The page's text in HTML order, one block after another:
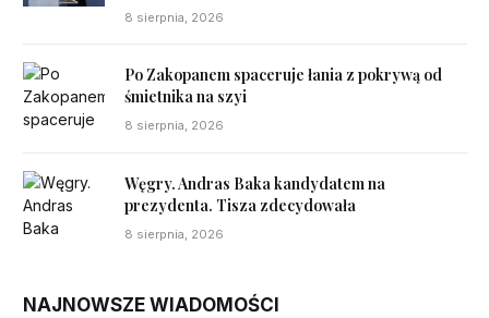
8 sierpnia, 2026
Po Zakopanem spaceruje łania z pokrywą od
śmietnika na szyi
8 sierpnia, 2026
Węgry. Andras Baka kandydatem na
prezydenta. Tisza zdecydowała
8 sierpnia, 2026
NAJNOWSZE WIADOMOŚCI